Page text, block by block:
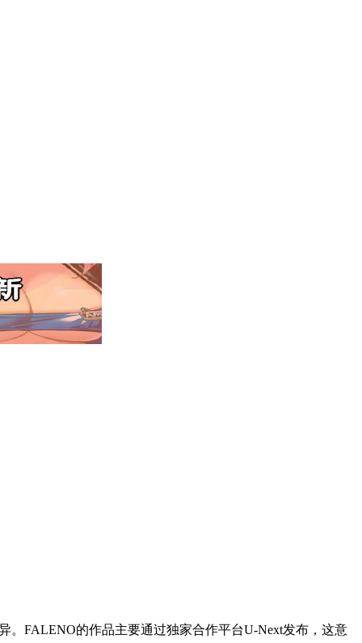
FALENO的作品主要通过独家合作平台U-Next发布，这意